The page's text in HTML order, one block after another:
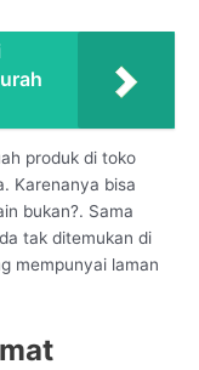
produk di toko
Karenanya bisa
bukan?. Sama
tak ditemukan di
mempunyai laman